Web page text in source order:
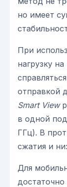
но имеет
При
нагрузку
отправкой
Smart View
в одной
ГГц). В
сжатия и
Для